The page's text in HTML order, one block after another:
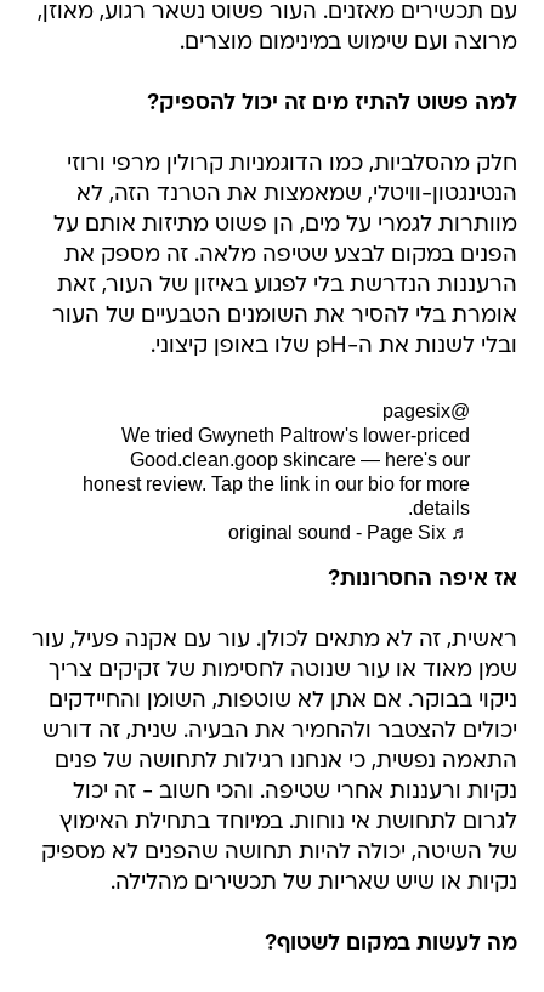
עם תכשירים מאזנים. העור פשוט נשאר רגוע, מאוזן,
מרוצה ועם שימוש במינימום מוצרים.
למה פשוט להתיז מים זה יכול להספיק?
חלק מהסלביות, כמו הדוגמניות קרולין מרפי ורוזי
הנטינגטון-וויטלי, שמאמצות את הטרנד הזה, לא
מוותרות לגמרי על מים, הן פשוט מתיזות אותם על
הפנים במקום לבצע שטיפה מלאה. זה מספק את
הרעננות הנדרשת בלי לפגוע באיזון של העור, זאת
אומרת בלי להסיר את השומנים הטבעיים של העור
ובלי לשנות את ה-pH שלו באופן קיצוני.
@pagesix
We tried Gwyneth Paltrow's lower-priced
Good.clean.goop skincare — here's our
honest review. Tap the link in our bio for more
details.
♬ original sound - Page Six
אז איפה החסרונות?
ראשית, זה לא מתאים לכולן. עור עם אקנה פעיל, עור
שמן מאוד או עור שנוטה לחסימות של זקיקים צריך
ניקוי בבוקר. אם אתן לא שוטפות, השומן והחיידקים
יכולים להצטבר ולהחמיר את הבעיה. שנית, זה דורש
התאמה נפשית, כי אנחנו רגילות לתחושה של פנים
נקיות ורעננות אחרי שטיפה. והכי חשוב - זה יכול
לגרום לתחושת אי נוחות. במיוחד בתחילת האימוץ
של השיטה, יכולה להיות תחושה שהפנים לא מספיק
נקיות או שיש שאריות של תכשירים מהלילה.
מה לעשות במקום לשטוף?